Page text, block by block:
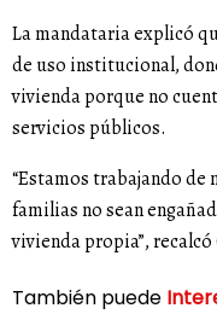
La mandataria explicó
de uso institucional,
vivienda porque no
servicios públicos.
“Estamos trabajando
familias no sean
vivienda propia”,
También puede